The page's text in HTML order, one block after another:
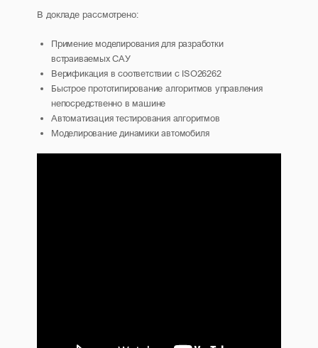
В докладе рассмотрено:
Примение моделирования для разработки
встраиваемых САУ
Верификация в соответствии с ISO26262
Быстрое прототипирование алгоритмов управления
непосредственно в машине
Автоматизация тестирования алгоритмов
Моделирование динамики автомобиля